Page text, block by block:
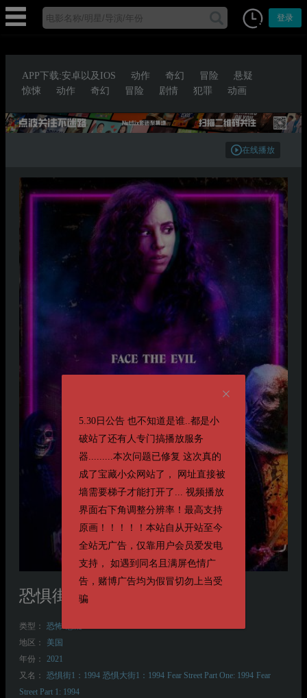
登录
5.30日公告 也不知道是谁..都是小
破站了还有人专门搞播放服务
器.........本次问题已修复 这次真的
成了宝藏小众网站了， 网址直接被
墙需要梯子才能打开了... 视频播放
界面右下角调整分辨率！最高支持
原画！！！！！本站自从开站至今
全站无广告，仅靠用户会员爱发电
支持， 如遇到同名且满屏色情广
告，赌博广告均为假冒切勿上当受
骗
APP下载:安卓以及IOS 动作 奇幻 冒险
悬疑
惊悚
动作 奇幻 冒险 剧情 犯罪 动画
在线播放
恐惧街 Fear Street
类型： 恐怖
地区：
美国
年份：
2021
又名：
恐惧街1：1994 恐惧大街1：1994 Fear Street Part One: 1994 Fear
Street Part 1: 1994